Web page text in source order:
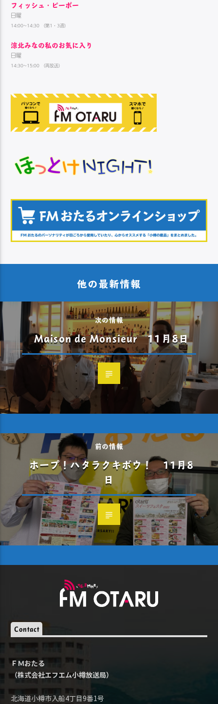
フィッシュ・ピーポー
日曜
14:00~14:30 （第1・3週）
涼北みなの私のお気に入り
日曜
14:30~15:00 （再放送）
他の最新情報
次の情報
Maison de Monsieur 11月8日
前の情報
ホープ！ハタラクキボウ！ 11月8
日
Contact
ＦＭおたる
（株式会社エフエム小樽放送局）
北海道小樽市入船4丁目9番1号